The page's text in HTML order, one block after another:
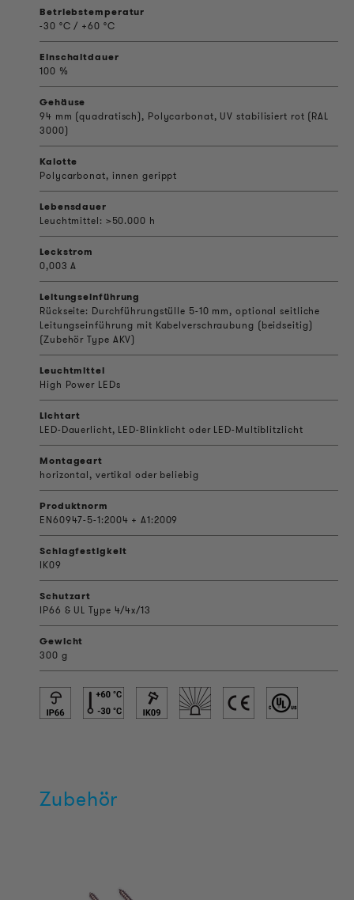
Betriebstemperatur
-30 °C / +60 °C
Einschaltdauer
100 %
Gehäuse
94 mm (quadratisch), Polycarbonat, UV stabilisiert rot (RAL
3000)
Kalotte
Polycarbonat, innen gerippt
Lebensdauer
Leuchtmittel: >50.000 h
Leckstrom
0,003 A
Leitungseinführung
Rückseite: Durchführungstülle 5-10 mm, optional seitliche
Leitungseinführung mit Kabelverschraubung (beidseitig)
(Zubehör Type AKV)
Leuchtmittel
High Power LEDs
Lichtart
LED-Dauerlicht, LED-Blinklicht oder LED-Multiblitzlicht
Montageart
horizontal, vertikal oder beliebig
Produktnorm
EN60947-5-1:2004 + A1:2009
Schlagfestigkeit
IK09
Schutzart
IP66 & UL Type 4/4x/13
Gewicht
300 g
Zubehör